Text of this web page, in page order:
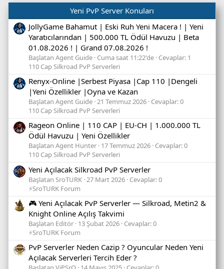
Yeni PvP Server Konuları
JollyGame Bahamut | Eski Ruh Yeni Macera ! | Yeni
Yaratıcılarından | 500.000 TL Ödül Havuzu | Beta
01.08.2026 ! | Grand 07.08.2026 !
Başlatan Agent Guide Cuma saat 11:22'de Cevaplar: 1
110 Cap Silkroad PvP Serverleri
Renyx-Online |Serbest Piyasa |Cap 110 |Dengeli
|Yeni Özellikler |Oyna ve Kazan
Başlatan Agent Guide 21 Temmuz 2026 Cevaplar: 0
110 Cap Silkroad PvP Serverleri
Rageon Online | 110 CAP | EU-CH | 1.000.000 TL
Ödül Havuzu | Yeni Özellikler
Başlatan Agent Hunter 17 Temmuz 2026 Cevaplar: 0
110 Cap Silkroad PvP Serverleri
Yeni Açılacak Silkroad PvP Serverler
Başlatan SroTURK 27 Mart 2026 Cevaplar: 0
⚡SroTURK Forum
🎮 Yeni Açılacak PvP Serverler — Silkroad, Metin2 &
Knight Online Açılış Takvimi
Başlatan Editör 13 Şubat 2026 Cevaplar: 0
⚡SroTURK Forum
PvP Serverler Neden Cazip ? Oyuncular Neden Yeni
Açılacak Serverleri Tercih Eder ?